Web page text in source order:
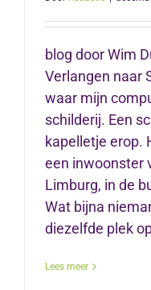
blog door Wim
Verlangen naar
waar mijn
schilderij. Een
kapelletje erop.
een inwoonster
Limburg, in de
Wat bijna
diezelfde plek
Lees meer